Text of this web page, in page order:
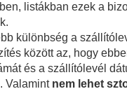
listákban ezek a
különbség a
között az, hogy
és a szállítólevél
Valamint nem lehet